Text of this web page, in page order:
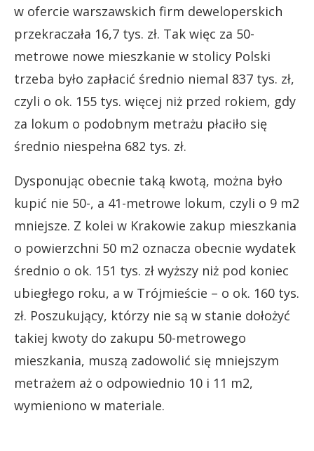
w ofercie warszawskich firm deweloperskich
przekraczała 16,7 tys. zł. Tak więc za 50-
metrowe nowe mieszkanie w stolicy Polski
trzeba było zapłacić średnio niemal 837 tys. zł,
czyli o ok. 155 tys. więcej niż przed rokiem, gdy
za lokum o podobnym metrażu płaciło się
średnio niespełna 682 tys. zł.
Dysponując obecnie taką kwotą, można było
kupić nie 50-, a 41-metrowe lokum, czyli o 9 m2
mniejsze. Z kolei w Krakowie zakup mieszkania
o powierzchni 50 m2 oznacza obecnie wydatek
średnio o ok. 151 tys. zł wyższy niż pod koniec
ubiegłego roku, a w Trójmieście – o ok. 160 tys.
zł. Poszukujący, którzy nie są w stanie dołożyć
takiej kwoty do zakupu 50-metrowego
mieszkania, muszą zadowolić się mniejszym
metrażem aż o odpowiednio 10 i 11 m2,
wymieniono w materiale.